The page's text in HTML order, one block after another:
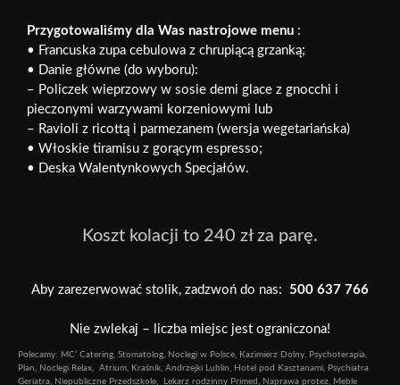
Przygotowaliśmy dla Was nastrojowe menu :
• Francuska zupa cebulowa z chrupiącą grzanką;
• Danie główne (do wyboru):
– Policzek wieprzowy w sosie demi glace z gnocchi i
pieczonymi warzywami korzeniowymi lub
– Ravioli z ricottą i parmezanem (wersja wegetariańska)
• Włoskie tiramisu z gorącym espresso;
• Deska Walentynkowych Specjałów.
Koszt kolacji to 240 zł za parę.
Aby zarezerwować stolik, zadzwoń do nas: 500 637 766
Nie zwlekaj – liczba miejsc jest ograniczona!
Polecamy: MC’ Catering, Stomatolog, Noclegi w Polsce, Kazimierz Dolny, Psychoterapia,
Plan, Noclegi Relax, Atrium, Kraśnik, Andrzejki Lublin, Hotel pod Kasztanami, Psychiatra
Geriatra, Niepubliczne Przedszkole, Lekarz rodzinny Primed , Naprawa protez, Meble